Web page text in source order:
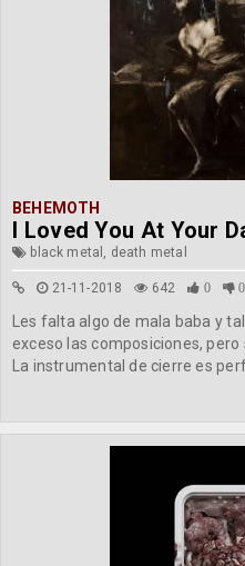
BEHEMOTH
I Loved You At Your
black metal, death metal
21-11-2018 642 0 0
Les falta algo de mala baba y
exceso las composiciones,
La instrumental de cierre es